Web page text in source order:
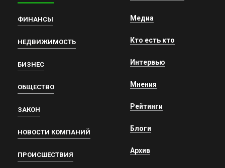
ФИНАНСЫ
НЕДВИЖИМОСТЬ
БИЗНЕС
ОБЩЕСТВО
ЗАКОН
НОВОСТИ КОМПАНИЙ
ПРОИСШЕСТВИЯ
Медиа
Кто есть кто
Интервью
Мнения
Рейтинги
Блоги
Архив